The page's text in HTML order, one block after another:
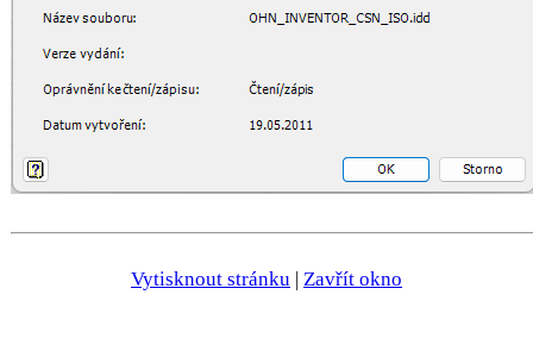
Vytisknout stránku | Zavřít okno